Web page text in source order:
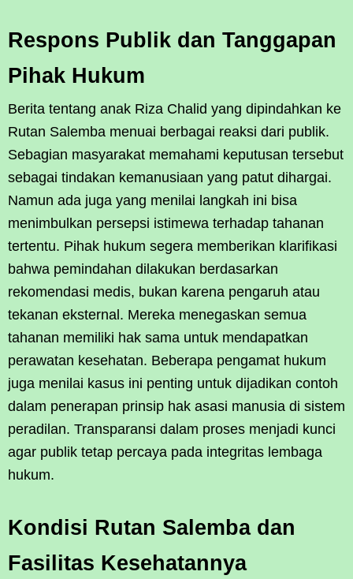
Respons Publik dan Tanggapan
Pihak Hukum
Berita tentang anak Riza Chalid yang dipindahkan ke
Rutan Salemba menuai berbagai reaksi dari publik.
Sebagian masyarakat memahami keputusan tersebut
sebagai tindakan kemanusiaan yang patut dihargai.
Namun ada juga yang menilai langkah ini bisa
menimbulkan persepsi istimewa terhadap tahanan
tertentu. Pihak hukum segera memberikan klarifikasi
bahwa pemindahan dilakukan berdasarkan
rekomendasi medis, bukan karena pengaruh atau
tekanan eksternal. Mereka menegaskan semua
tahanan memiliki hak sama untuk mendapatkan
perawatan kesehatan. Beberapa pengamat hukum
juga menilai kasus ini penting untuk dijadikan contoh
dalam penerapan prinsip hak asasi manusia di sistem
peradilan. Transparansi dalam proses menjadi kunci
agar publik tetap percaya pada integritas lembaga
hukum.
Kondisi Rutan Salemba dan
Fasilitas Kesehatannya